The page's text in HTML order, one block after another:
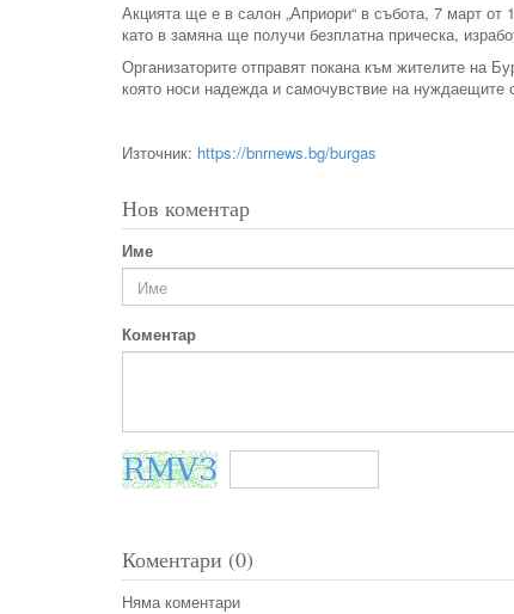
Акцията ще е в салон „Априори“ в събота, 7 март
като в замяна ще получи безплатна прическа,
Организаторите отправят покана към жителите на
която носи надежда и самочувствие на нуждаещите
Източник: https://bnrnews.bg/burgas
Нов коментар
Име
Коментар
Коментари (0)
Няма коментари